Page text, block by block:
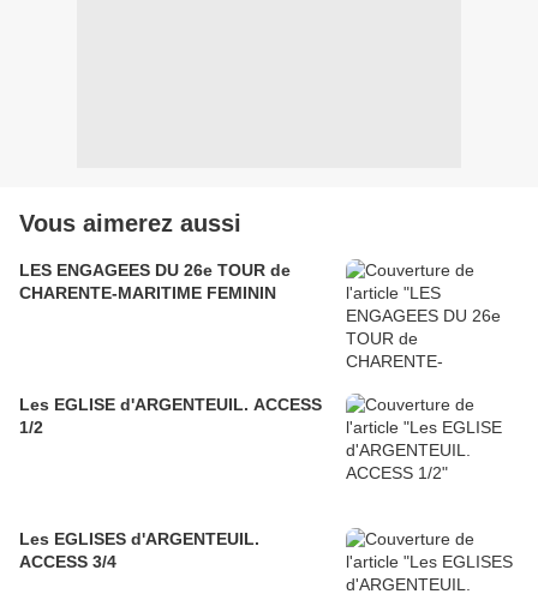
Vous aimerez aussi
LES ENGAGEES DU 26e TOUR de
CHARENTE-MARITIME FEMININ
Les EGLISE d'ARGENTEUIL. ACCESS
1/2
Les EGLISES d'ARGENTEUIL.
ACCESS 3/4